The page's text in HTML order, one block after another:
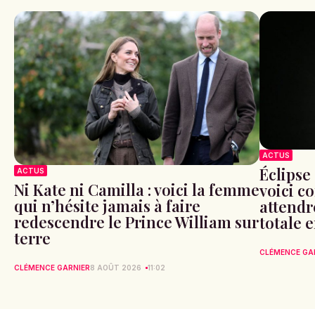
ACTUS
Ni Kate ni Camilla : voici la femme
qui n’hésite jamais à faire
redescendre le Prince William sur
terre
CLÉMENCE GARNIER8 AOÛT 2026 11:02
ACTUS
Éclipse
voici
totale
CLÉMENCE